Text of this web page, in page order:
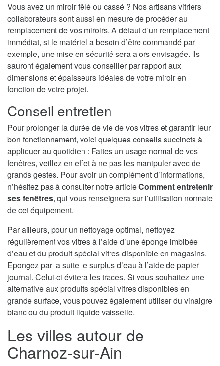
Vous avez un miroir fêlé ou cassé ? Nos artisans vitriers
collaborateurs sont aussi en mesure de procéder au
remplacement de vos miroirs. A défaut d’un remplacement
immédiat, si le matériel a besoin d’être commandé par
exemple, une mise en sécurité sera alors envisagée. Ils
sauront également vous conseiller par rapport aux
dimensions et épaisseurs idéales de votre miroir en
fonction de votre projet.
Conseil entretien
Pour prolonger la durée de vie de vos vitres et garantir leur
bon fonctionnement, voici quelques conseils succincts à
appliquer au quotidien : Faites un usage normal de vos
fenêtres, veillez en effet à ne pas les manipuler avec de
grands gestes. Pour avoir un complément d’informations,
n’hésitez pas à consulter notre articleComment entretenir
ses fenêtres, qui vous renseignera sur l’utilisation normale
de cet équipement.
Par ailleurs, pour un nettoyage optimal, nettoyez
régulièrement vos vitres à l’aide d’une éponge imbibée
d’eau et du produit spécial vitres disponible en magasins.
Epongez par la suite le surplus d’eau à l’aide de papier
journal. Celui-ci évitera les traces. Si vous souhaitez une
alternative aux produits spécial vitres disponibles en
grande surface, vous pouvez également utiliser du vinaigre
blanc ou du produit liquide vaisselle.
Les villes autour de
Charnoz-sur-Ain